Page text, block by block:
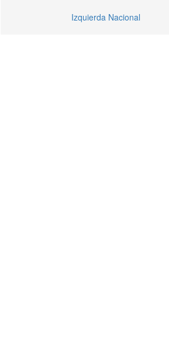
Izquierda Nacional